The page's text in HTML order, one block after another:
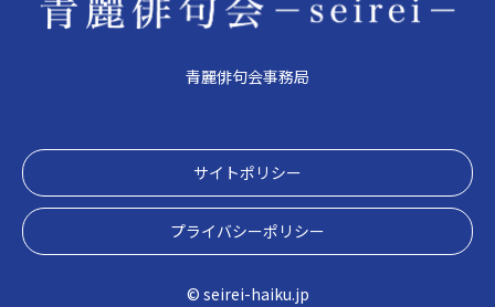
青麗俳句会事務局
サイトポリシー
プライバシーポリシー
© seirei-haiku.jp